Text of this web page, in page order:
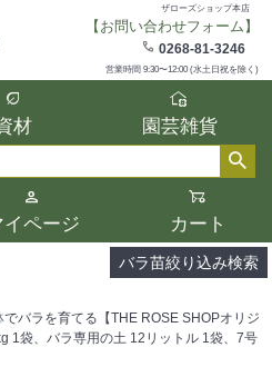
ザローズショップ本店
【お問い合わせフォーム】
0268-81-3246
営業時間 9:30〜12:00 (水土日祝を除く)
材 園芸雑貨
イページ カート
バラ苗絞り込み検索
を選択して絞り込み検索が可能
目全てに該当する品種のみ検索
れます。
ラー、ブランドなどは1つずつ選
さい。
でバラを育てる【THE ROSE SHOPオリジ
1袋、バラ専用の土 12リットル 1袋、7号